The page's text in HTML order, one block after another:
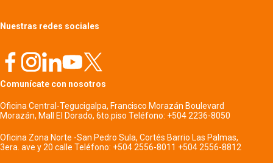
Nuestras redes sociales
Comunícate con nosotros
Oficina Central-Tegucigalpa, Francisco Morazán Boulevard
Morazán, Mall El Dorado, 6to.piso Teléfono: +504 2236-8050
Oficina Zona Norte -San Pedro Sula, Cortés Barrio Las Palmas,
3era. ave y 20 calle Teléfono: +504 2556-8011 +504 2556-8812